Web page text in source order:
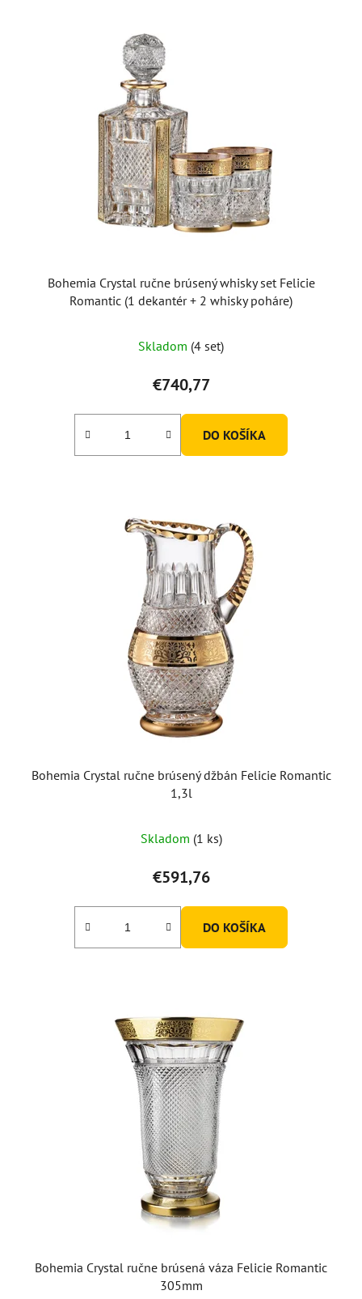
Bohemia Crystal ručne brúsený whisky set Felicie
Romantic (1 dekantér + 2 whisky poháre)
Skladom (4 set)
€740,77
DO KOŠÍKA
Bohemia Crystal ručne brúsený džbán Felicie Romantic
1,3l
Skladom (1 ks)
€591,76
DO KOŠÍKA
Bohemia Crystal ručne brúsená váza Felicie Romantic
305mm